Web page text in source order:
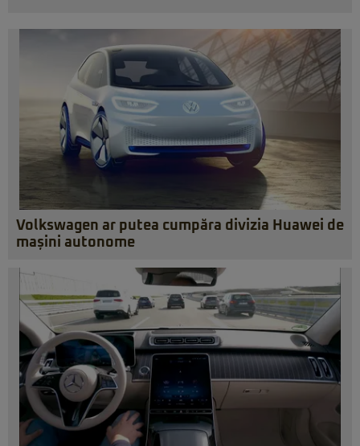
Volkswagen ar putea cumpăra divizia Huawei de
mașini autonome